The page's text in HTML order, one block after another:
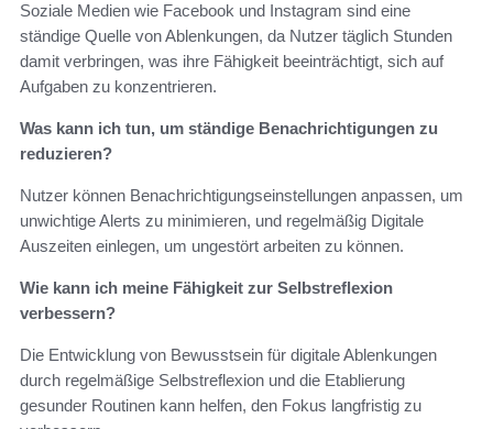
Soziale Medien wie Facebook und Instagram sind eine
ständige Quelle von Ablenkungen, da Nutzer täglich Stunden
damit verbringen, was ihre Fähigkeit beeinträchtigt, sich auf
Aufgaben zu konzentrieren.
Was kann ich tun, um ständige Benachrichtigungen zu
reduzieren?
Nutzer können Benachrichtigungseinstellungen anpassen, um
unwichtige Alerts zu minimieren, und regelmäßig Digitale
Auszeiten einlegen, um ungestört arbeiten zu können.
Wie kann ich meine Fähigkeit zur Selbstreflexion
verbessern?
Die Entwicklung von Bewusstsein für digitale Ablenkungen
durch regelmäßige Selbstreflexion und die Etablierung
gesunder Routinen kann helfen, den Fokus langfristig zu